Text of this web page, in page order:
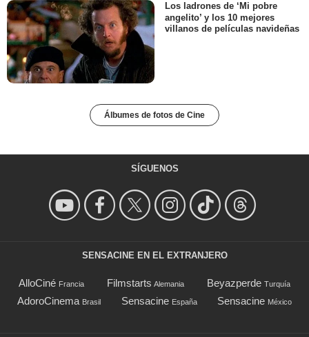
Los ladrones de ‘Mi pobre
angelito’ y los 10 mejores
villanos de películas navideñas
Álbumes de fotos de Cine
SÍGUENOS
SENSACINE EN EL EXTRANJERO
AlloCiné Francia Filmstarts Alemania Beyazperde Turquía
AdoroCinema Brasil Sensacine España Sensacine México